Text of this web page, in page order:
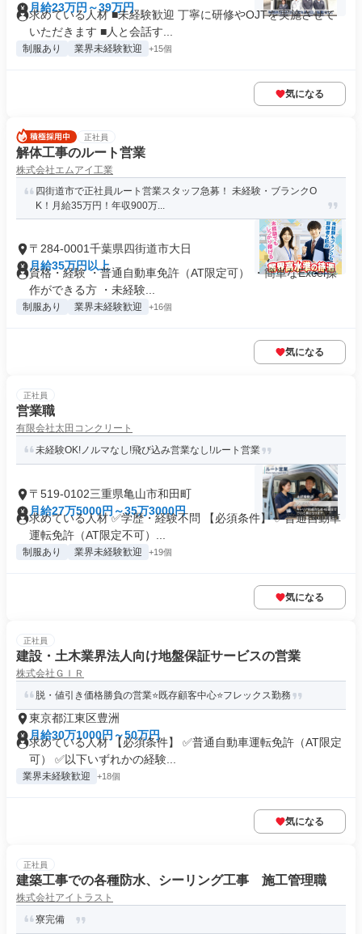
月給23万円～39万円
求めている人材 ■未経験歓迎 丁寧に研修やOJTを実施させて
いただきます ■人と会話す...
制服あり 業界未経験歓迎 +15個
気になる
正社員
解体工事のルート営業
株式会社エムアイ工業
四街道市で正社員ルート営業スタッフ急募！ 未経験・ブランクO
K！月給35万円！年収900万...
〒284-0001千葉県四街道市大日
月給35万円以上
資格・経験 ・普通自動車免許（AT限定可） ・簡単なExcel操
作ができる方 ・未経験...
制服あり 業界未経験歓迎 +16個
気になる
正社員
営業職
有限会社太田コンクリート
未経験OK!ノルマなし!飛び込み営業なし!ルート営業
〒519-0102三重県亀山市和田町
月給27万5000円～35万3000円
求めている人材 ✅学歴・経験不問 【必須条件】 ✅普通自動車
運転免許（AT限定不可）...
制服あり 業界未経験歓迎 +19個
気になる
正社員
建設・土木業界法人向け地盤保証サービスの営業
株式会社ＧＩＲ
脱・値引き価格勝負の営業⭐既存顧客中心⭐フレックス勤務
東京都江東区豊洲
月給30万1000円～50万円
求めている人材 【必須条件】 ✅普通自動車運転免許（AT限定
可） ✅以下いずれかの経験...
業界未経験歓迎 +18個
気になる
正社員
建築工事での各種防水、シーリング工事 施工管理職
株式会社アイトラスト
寮完備